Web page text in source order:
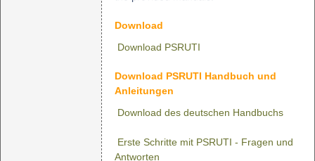
Download
Download PSRUTI
Download PSRUTI Handbuch und
Anleitungen
Download des deutschen Handbuchs
Erste Schritte mit PSRUTI - Fragen und
Antworten